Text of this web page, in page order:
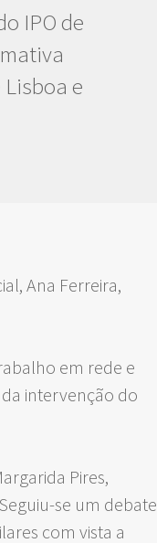
IPO de
e
Ana Ferreira,
em rede e
intervenção do
Pires,
se um debate
com vista a